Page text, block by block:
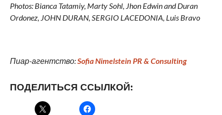
Photos: Bianca Tatamiy, Marty Sohl, Jhon Edwin and Duran
Ordonez, JOHN DURAN, SERGIO LACEDONIA, Luis Bravo
Пиар-агентство:Sofia Nimelstein PR & Consulting
ПОДЕЛИТЬСЯ ССЫЛКОЙ: